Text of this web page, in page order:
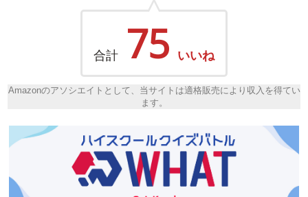
合計 75 いいね
Amazonのアソシエイトとして、当サイトは適格販売により収入を得てい
ます。